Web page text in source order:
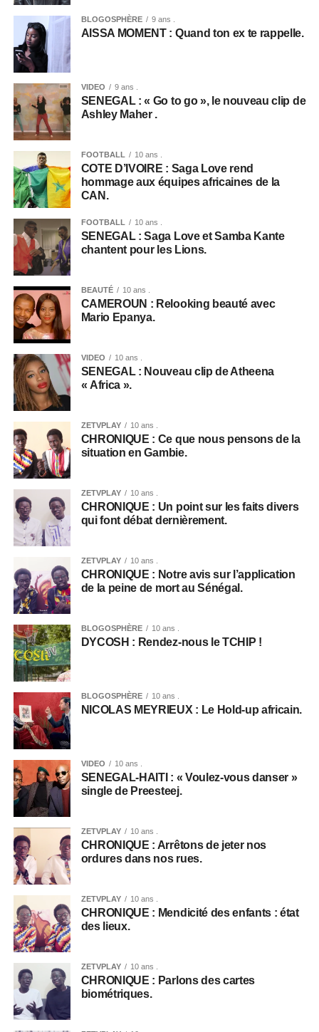
BLOGOSPHÈRE 9 ans .
AISSA MOMENT : Quand ton ex te rappelle.
VIDEO 9 ans .
SENEGAL : « Go to go », le nouveau clip de
Ashley Maher .
FOOTBALL 10 ans .
COTE D’IVOIRE : Saga Love rend
hommage aux équipes africaines de la
CAN.
FOOTBALL 10 ans .
SENEGAL : Saga Love et Samba Kante
chantent pour les Lions.
BEAUTÉ 10 ans .
CAMEROUN : Relooking beauté avec
Mario Epanya.
VIDEO 10 ans .
SENEGAL : Nouveau clip de Atheena
« Africa ».
ZETVPLAY 10 ans .
CHRONIQUE : Ce que nous pensons de la
situation en Gambie.
ZETVPLAY 10 ans .
CHRONIQUE : Un point sur les faits divers
qui font débat dernièrement.
ZETVPLAY 10 ans .
CHRONIQUE : Notre avis sur l’application
de la peine de mort au Sénégal.
BLOGOSPHÈRE 10 ans .
DYCOSH : Rendez-nous le TCHIP !
BLOGOSPHÈRE 10 ans .
NICOLAS MEYRIEUX : Le Hold-up africain.
VIDEO 10 ans .
SENEGAL-HAITI : « Voulez-vous danser »
single de Preesteej.
ZETVPLAY 10 ans .
CHRONIQUE : Arrêtons de jeter nos
ordures dans nos rues.
ZETVPLAY 10 ans .
CHRONIQUE : Mendicité des enfants : état
des lieux.
ZETVPLAY 10 ans .
CHRONIQUE : Parlons des cartes
biométriques.